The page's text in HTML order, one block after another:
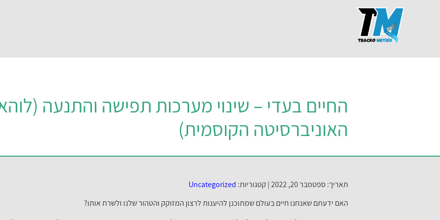
החיים בעדי – שינוי מערכות תפישה והתנעה
האוניברסיטה הקוסמית)
תאריך: ספטמבר 20, 2022 | קטגוריות: Uncategorized
האם ידעתם שאנחנו חיים בעולם שמתוכנן להיענות לרצון המזוקק והטהור שלנו ולשרת אותו?